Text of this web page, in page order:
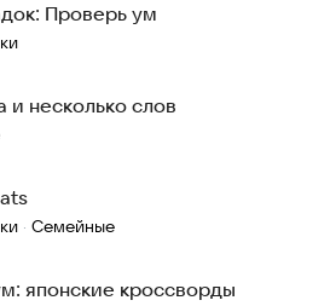
Проверь ум
и несколько слов
· Семейные
японские кроссворды